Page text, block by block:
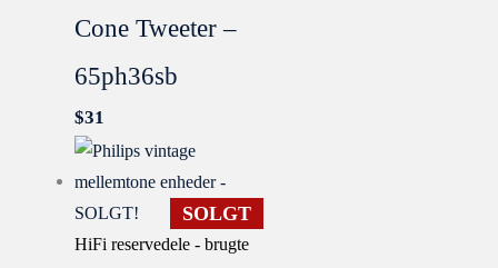
Cone Tweeter –
65ph36sb
$31
SOLGT
HiFi reservedele - brugte